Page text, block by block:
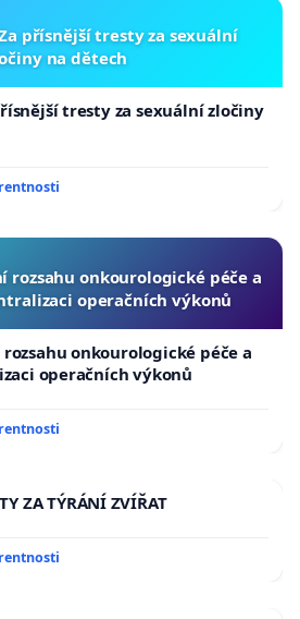
přísnější tresty za sexuální
na dětech
tresty za sexuální zločiny
rozsahu onkourologické péče a
operačních výkonů
onkourologické péče a
operačních výkonů
ZA TÝRÁNÍ ZVÍŘAT